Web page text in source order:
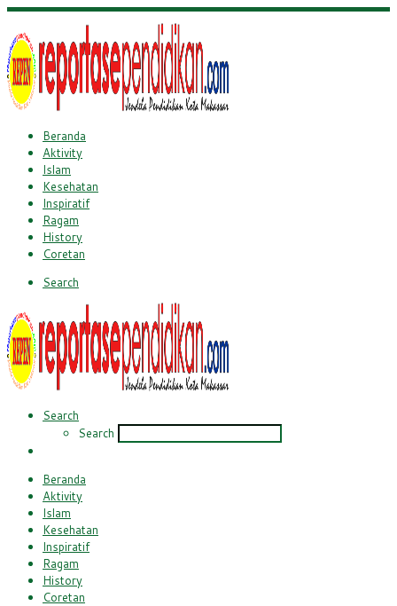
Beranda
Aktivity
Islam
Kesehatan
Inspiratif
Ragam
History
Coretan
Search
Search
Search
Beranda
Aktivity
Islam
Kesehatan
Inspiratif
Ragam
History
Coretan